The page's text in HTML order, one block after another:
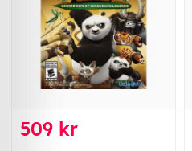
509 kr